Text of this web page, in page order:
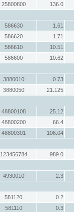
25800800
136.0
586630
1.61
586620
1.71
586610
10.51
586600
10.62
3880010
0.73
3880050
21.125
48800108
25.12
48800200
66.4
48800301
106.04
123456784
989.0
4930010
2.3
581120
0.2
581110
0.3